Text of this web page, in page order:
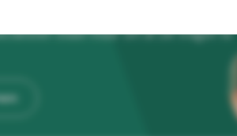
staan klaar om al uw vragen te